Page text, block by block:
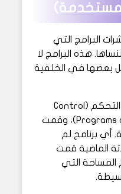
البرامج التي
هذه البرامج لا
بعضها في الخلفية
ذهبت إلى لوحة التحكم (Control
Panel) ثم (Programs and Features)، وقمت
أي برنامج لم
الماضية قمت
المساحة التي